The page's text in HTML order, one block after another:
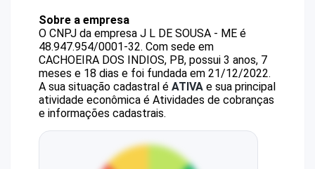
Sobre a empresa
O CNPJ da empresa J L DE SOUSA - ME é
48.947.954/0001-32. Com sede em
CACHOEIRA DOS INDIOS, PB, possui 3 anos, 7
meses e 18 dias e foi fundada em 21/12/2022.
A sua situação cadastral é ATIVA e sua principal
atividade econômica é Atividades de cobranças
e informações cadastrais.